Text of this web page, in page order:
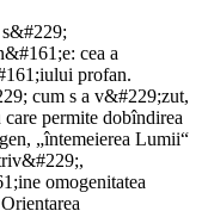
cea a
profan.
cum s a v&#229;zut,
permite dobîndirea
„întemeierea Lumii“
omogenitatea